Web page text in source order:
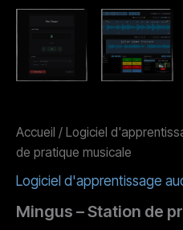
Accueil / Logiciel
de pratique musicale
Logiciel d'apprentissage
Mingus – Station de